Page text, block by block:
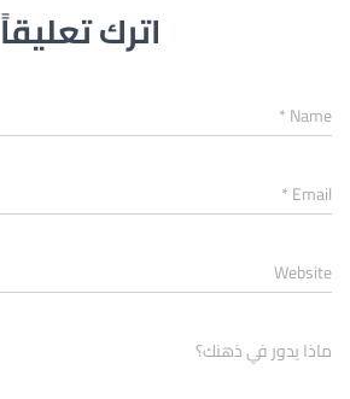
اترك تعليقاً
Name
*
Email
*
Website
ماذا يدور في ذهنك؟